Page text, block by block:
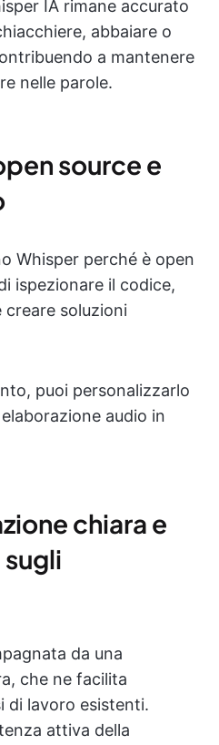
IA rimane accurato
abbaiare o
a mantenere
nelle parole.
source e
Whisper perché è open
ispezionare il codice,
soluzioni
puoi personalizzarlo
audio in
chiara e
da una
che ne facilita
di lavoro esistenti.
attiva della